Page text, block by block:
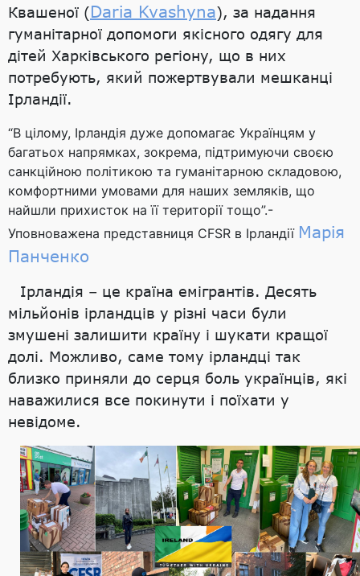
Квашеної (Daria Kvashyna), за надання
гуманітарної допомоги якісного одягу для
дітей Харківського регіону, що в них
потребують, який пожертвували мешканці
Ірландії.
“В цілому, Ірландія дуже допомагає Українцям у
багатьох напрямках, зокрема, підтримуючи своєю
санкційною політикою та гуманітарною складовою,
комфортними умовами для наших земляків, що
найшли прихисток на її території тощо”.-
Уповноважена представниця CFSR в Ірландії Марія
Панченко
Ірландія – це країна емігрантів. Десять
мільйонів ірландців у різні часи були
змушені залишити країну і шукати кращої
долі. Можливо, саме тому ірландці так
близко приняли до серця боль українців, які
наважилися все покинути і поїхати у
невідоме.